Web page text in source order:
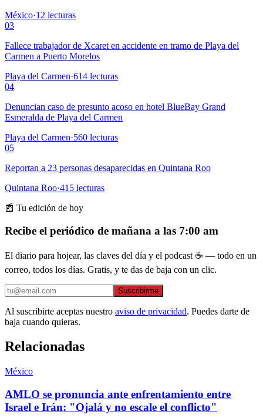
México·12 lecturas
03
Fallece trabajador de Xcaret en accidente en tramo de Playa del
Carmen a Puerto Morelos
Playa del Carmen·614 lecturas
04
Denuncian caso de presunto acoso en hotel BlueBay Grand
Esmeralda de Playa del Carmen
Playa del Carmen·560 lecturas
05
Reportan a 23 personas desaparecidas en Quintana Roo
Quintana Roo·415 lecturas
📰 Tu edición de hoy
Recibe el periódico de mañana a las 7:00 am
El diario para hojear, las claves del día y el podcast ☕ — todo en un
correo, todos los días. Gratis, y te das de baja con un clic.
Suscribirme
Al suscribirte aceptas nuestro aviso de privacidad. Puedes darte de
baja cuando quieras.
Relacionadas
México
AMLO se pronuncia ante enfrentamiento entre
Israel e Irán: "Ojalá y no escale el conflicto"